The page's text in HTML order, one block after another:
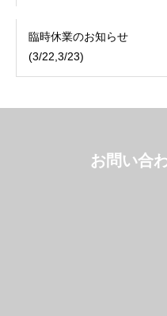
臨時休業のお知らせ
(3/22,3/23)
お問い合